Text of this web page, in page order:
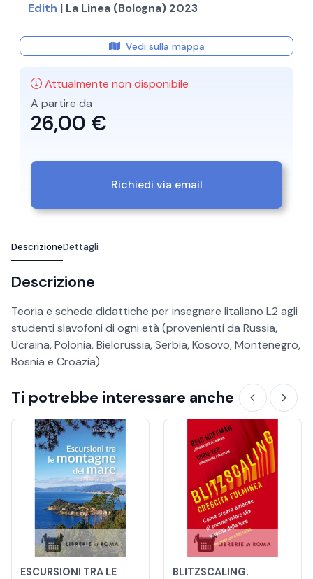
Edith | La Linea (Bologna) 2023
Vedi sulla mappa
Attualmente non disponibile
A partire da
26,00 €
Richiedi via email
DescrizioneDettagli
Descrizione
Teoria e schede didattiche per insegnare litaliano L2 agli
studenti slavofoni di ogni età (provenienti da Russia,
Ucraina, Polonia, Bielorussia, Serbia, Kosovo, Montenegro,
Bosnia e Croazia)
Ti potrebbe interessare anche
ESCURSIONI TRA LE
BLITZSCALING.